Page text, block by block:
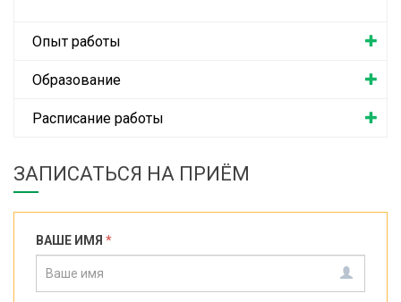
Опыт работы
Образование
Расписание работы
ЗАПИСАТЬСЯ НА ПРИЁМ
ВАШЕ ИМЯ *